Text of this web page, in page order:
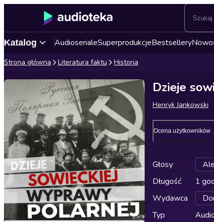
Katalog AudioserialeSuperprodukcjeBestsellery
Strona główna Literatura faktu Historia
Dzieje
Henryk Jankowski
Ocena użytkowników
Głosy
Długość
1
Wydawca
Typ